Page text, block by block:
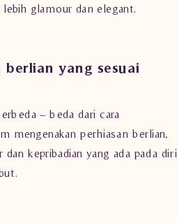
glamour dan elegant.
yang sesuai
– beda dari cara
mengenakan perhiasan berlian,
kepribadian yang ada pada diri